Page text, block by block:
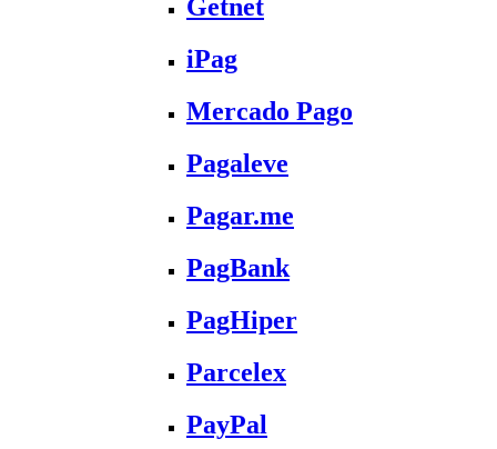
Getnet
iPag
Mercado Pago
Pagaleve
Pagar.me
PagBank
PagHiper
Parcelex
PayPal